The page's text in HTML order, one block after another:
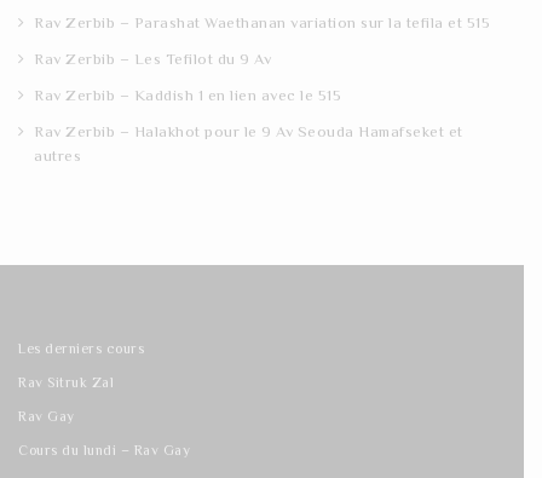
Rav Zerbib – Parashat Waethanan variation sur la tefila et 515
Rav Zerbib – Les Tefilot du 9 Av
Rav Zerbib – Kaddish 1 en lien avec le 515
Rav Zerbib – Halakhot pour le 9 Av Seouda Hamafseket et
autres
Les derniers cours
Rav Sitruk Zal
Rav Gay
Cours du lundi – Rav Gay